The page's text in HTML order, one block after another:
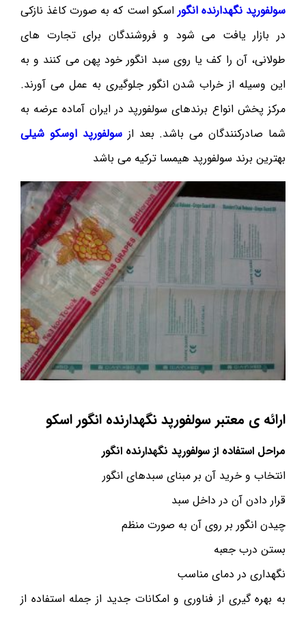
سولفورپد نگهدارنده انگور اسکو است که به صورت کاغذ نازکی
در بازار یافت می شود و فروشندگان برای تجارت های
طولانی، آن را کف یا روی سبد انگور خود پهن می کنند و به
این وسیله از خراب شدن انگور جلوگیری به عمل می آورند.
مرکز پخش انواع برندهای سولفورپد در ایران آماده عرضه به
شما صادرکنندگان می باشد. بعد ازسولفورپد اوسکو شیلی
بهترین برند سولفورپد هیمسا ترکیه می باشد
ارائه ی معتبر سولفورپد نگهدارنده انگور اسکو
مراحل استفاده از سولفورپد نگهدارنده انگور
انتخاب و خرید آن بر مبنای سبدهای انگور
قرار دادن آن در داخل سبد
چیدن انگور بر روی آن به صورت منظم
بستن درب جعبه
نگهداری در دمای مناسب
به بهره گیری از فناوری و امکانات جدید از جمله استفاده از